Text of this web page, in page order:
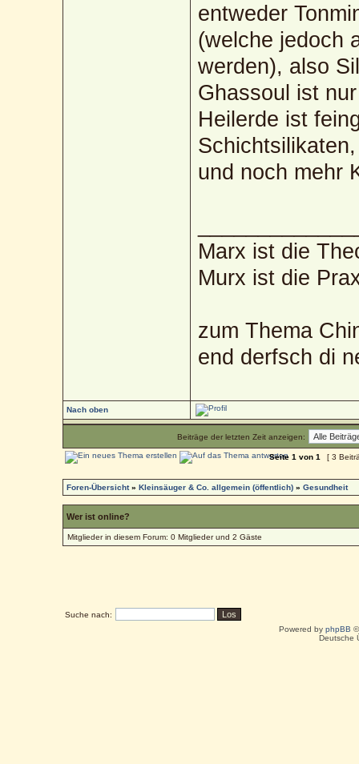
entweder
(welche jedoch
werden), also
Ghassoul ist
Heilerde ist
und noch mehr
Marx ist die
Murx ist die
zum Thema
end derfsch di
Nach oben
Beiträge der letzten Zeit anzeigen:
Seite1 von1 [ 3
Foren-Übersicht»Kleinsäuger & Co. allgemein (öffentlich) »Gesundheit
Wer ist online?
Mitglieder in diesem Forum: 0 Mitglieder und 2 Gäste
Suche nach:
Powered by phpBB
Deutsche